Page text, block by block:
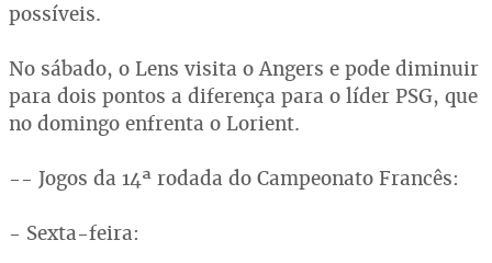
possíveis.
No sábado, o Lens visita o Angers e pode diminuir
para dois pontos a diferença para o líder PSG, que
no domingo enfrenta o Lorient.
-- Jogos da 14ª rodada do Campeonato Francês:
- Sexta-feira: